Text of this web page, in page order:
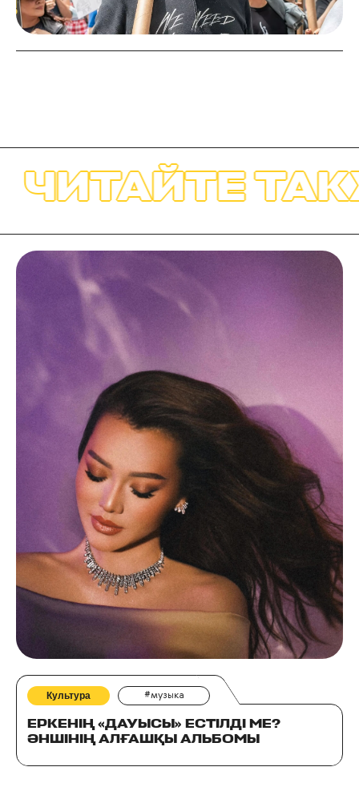
ТАКЖЕ
Культура #музыка
ЕРКЕНІҢ «ДАУЫСЫ» ЕСТІЛДІ МЕ?
ӘНШІНІҢ АЛҒАШҚЫ АЛЬБОМЫ